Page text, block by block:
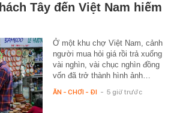
Tây đến Việt Nam hiếm
Ở một khu chợ Việt Nam, cảnh
người mua hỏi giá rồi trả xuống
vài nghìn, vài chục nghìn đồng
vốn đã trở thành hình ảnh…
ĂN - CHƠI - ĐI - 5 giờ trước